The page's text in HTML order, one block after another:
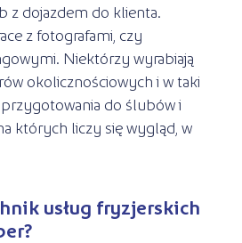
z dojazdem do klienta.
z fotografami, czy
Niektórzy wyrabiają
okolicznościowych i w taki
do ślubów i
których liczy się wygląd, w
usług fryzjerskich